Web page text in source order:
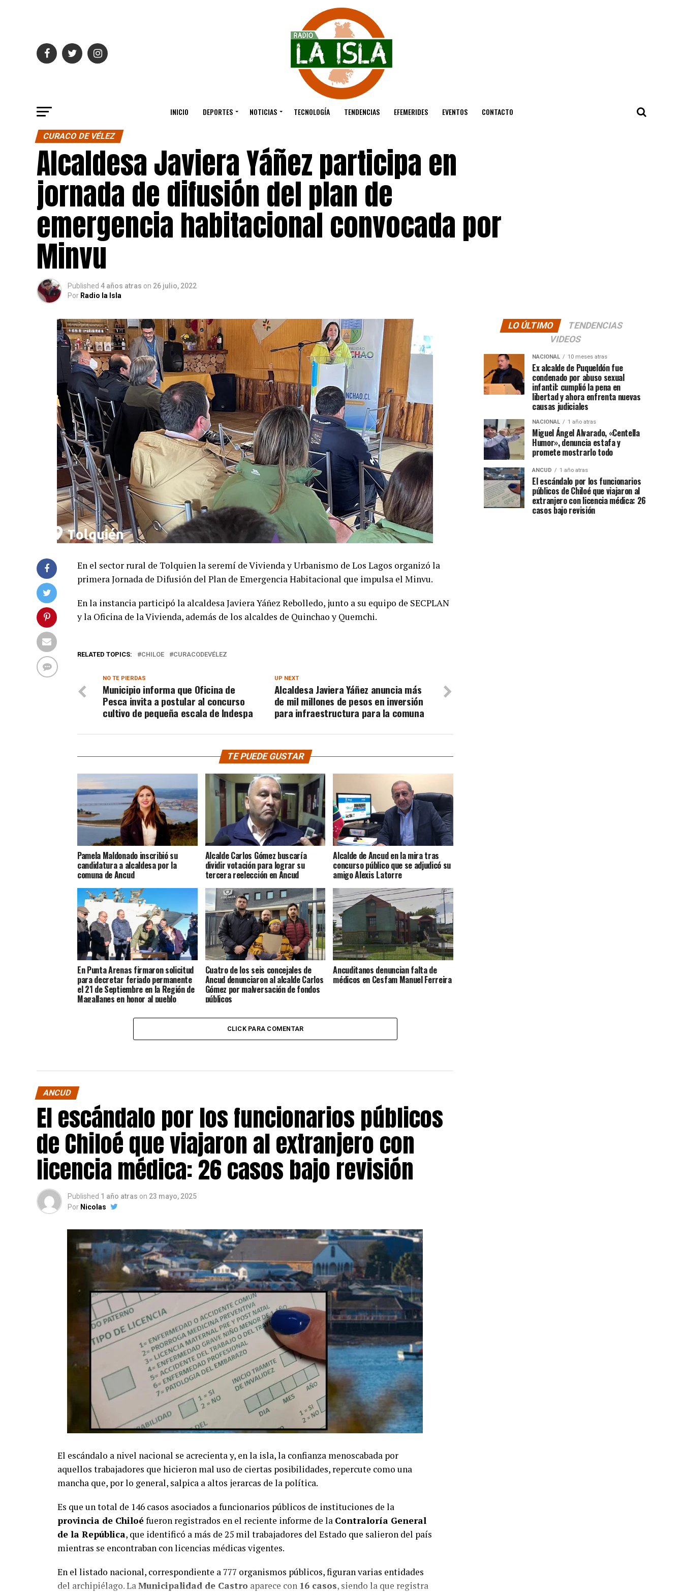
INICIO DEPORTES NOTICIAS TECNOLOGÍA TENDENCIAS EFEMERIDES EVENTOS CONTACTO
CURACO DE VÉLEZ
Alcaldesa Javiera Yáñez participa en
jornada de difusión del plan de
emergencia habitacional convocada por
Minvu
Published 4 años atras on 26 julio, 2022
Por Radio la Isla
En el sector rural de Tolquien la seremí de Vivienda y Urbanismo de Los Lagos organizó la
primera Jornada de Difusión del Plan de Emergencia Habitacional que impulsa el Minvu.
En la instancia participó la alcaldesa Javiera Yáñez Rebolledo, junto a su equipo de SECPLAN
y la Oficina de la Vivienda, además de los alcaldes de Quinchao y Quemchi.
RELATED TOPICS: CHILOE CURACODEVÉLEZ
UP NEXT
Alcaldesa Javiera Yáñez anuncia más
de mil millones de pesos en inversión
para infraestructura para la comuna
NO TE PIERDAS
Municipio informa que Oficina de
Pesca invita a postular al concurso
cultivo de pequeña escala de Indespa
TE PUEDE GUSTAR
Pamela Maldonado inscribió su
candidatura a alcaldesa por la
comuna de Ancud
Alcalde Carlos Gómez buscaría
dividir votación para lograr su
tercera reelección en Ancud
Alcalde de Ancud en la mira tras
concurso público que se adjudicó su
amigo Alexis Latorre
En Punta Arenas firmaron solicitud
para decretar feriado permanente
el 21 de Septiembre en la Región de
Magallanes en honor al pueblo
Cuatro de los seis concejales de
Ancud denunciaron al alcalde Carlos
Gómez por malversación de fondos
públicos
Ancuditanos denuncian falta de
médicos en Cesfam Manuel Ferreira
CLICK PARA COMENTAR
ANCUD
El escándalo por los funcionarios públicos
de Chiloé que viajaron al extranjero con
licencia médica: 26 casos bajo revisión
Published 1 año atras on 23 mayo, 2025
Por Nicolas
El escándalo a nivel nacional se acrecienta y, en la isla, la confianza menoscabada por
aquellos trabajadores que hicieron mal uso de ciertas posibilidades, repercute como una
mancha que, por lo general, salpica a altos jerarcas de la política.
Es que un total de 146 casos asociados a funcionarios públicos de instituciones de la
provincia de Chiloéfueron registrados en el reciente informe de la Contraloría General
de la República, que identificó a más de 25 mil trabajadores del Estado que salieron del país
mientras se encontraban con licencias médicas vigentes.
En el listado nacional, correspondiente a 777 organismos públicos, figuran varias entidades
del archipiélago. LaMunicipalidad de Castro aparece con 16 casos, siendo la que registra
LO ÚLTIMO
TENDENCIAS
VIDEOS
NACIONAL 10 meses atras
Ex alcalde de Puqueldón fue
condenado por abuso sexual
infantil: cumplió la pena en
libertad y ahora enfrenta nuevas
causas judiciales
NACIONAL 1 año atras
Miguel Ángel Alvarado, «Centella
Humor», denuncia estafa y
promete mostrarlo todo
ANCUD 1 año atras
El escándalo por los funcionarios
públicos de Chiloé que viajaron al
extranjero con licencia médica: 26
casos bajo revisión